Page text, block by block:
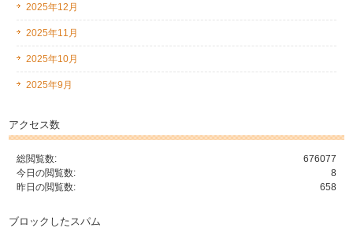
2025年12月
2025年11月
2025年10月
2025年9月
アクセス数
676077
総閲覧数:
8
今日の閲覧数:
658
昨日の閲覧数:
ブロックしたスパム